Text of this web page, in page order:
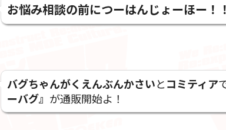
お悩み相談の前につーはんじょーほー！！
バグちゃんがくえんぶんかさいとコミティア
ーバグ』 が通販開始よ！